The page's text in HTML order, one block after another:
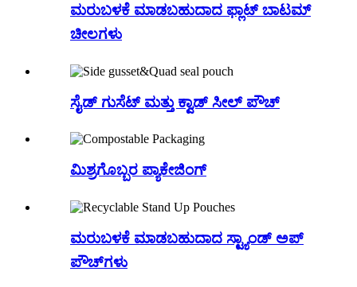
ಮರುಬಳಕೆ ಮಾಡಬಹುದಾದ ಫ್ಲಾಟ್ ಬಾಟಮ್
ಚೀಲಗಳು
ಸೈಡ್ ಗುಸೆಟ್ ಮತ್ತು ಕ್ವಾಡ್ ಸೀಲ್ ಪೌಚ್
ಮಿಶ್ರಗೊಬ್ಬರ ಪ್ಯಾಕೇಜಿಂಗ್
ಮರುಬಳಕೆ ಮಾಡಬಹುದಾದ ಸ್ಟ್ಯಾಂಡ್ ಅಪ್
ಪೌಚ್‌ಗಳು